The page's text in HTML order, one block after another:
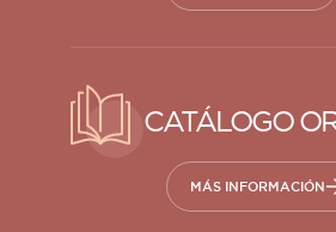
CATÁLOGO
MÁS INFORMACIÓN